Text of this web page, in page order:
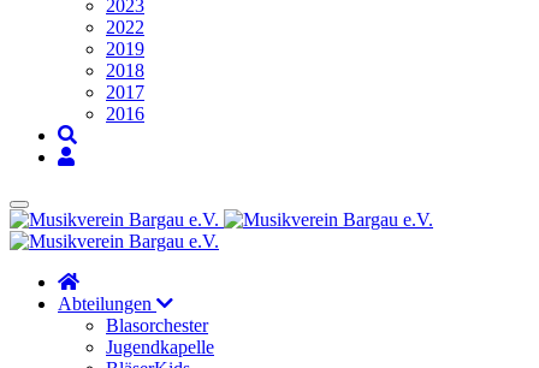
2023
2022
2019
2018
2017
2016
Abteilungen
Blasorchester
Jugendkapelle